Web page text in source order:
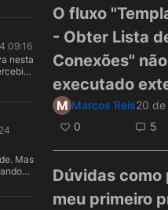
de
um
como
que
09:16
nesta
Mas
O fluxo
- Obter Lista
Conexões"
executado
M Marcos Reis20
0
5
Dúvidas como
meu primeiro